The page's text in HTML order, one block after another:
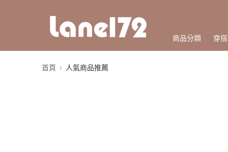
商品分類 穿
首頁 人氣商品推薦